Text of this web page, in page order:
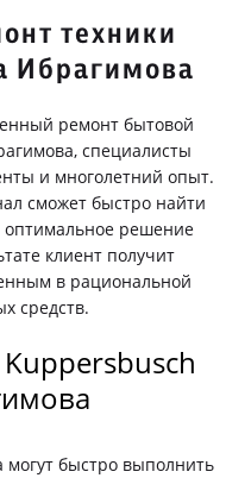
техники
Ибрагимова
ремонт бытовой
специалисты
и многолетний опыт.
сможет быстро найти
решение
клиент получит
в рациональной
средств.
могут быстро выполнить